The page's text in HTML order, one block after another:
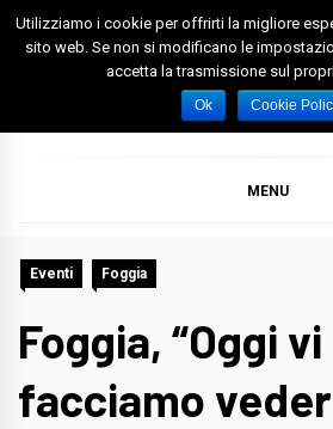
Skip
Spazio
Foggia News Calcio Eventi e
MENU
Eventi Foggia
Foggia, “Oggi vi
facciamo
Utilizziamo i cookie per offrirti la migliore
sito web. Se non si modificano le
accetta la trasmissione sul
Ok Cookie